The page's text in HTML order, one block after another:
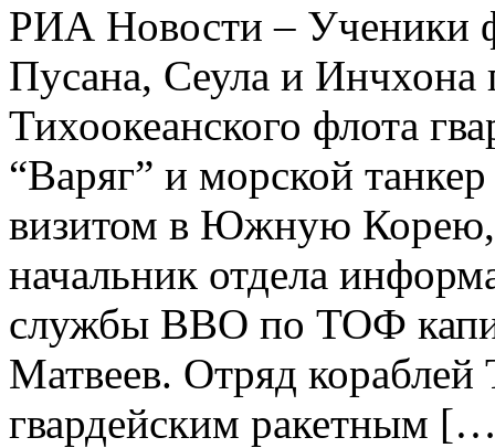
РИА Новости – Ученики
Пусана, Сеула и Инчхона
Тихоокеанского флота
“Варяг” и морской
визитом в Южную
начальник отдела
службы ВВО по ТОФ
Матвеев. Отряд
гвардейским ракетным